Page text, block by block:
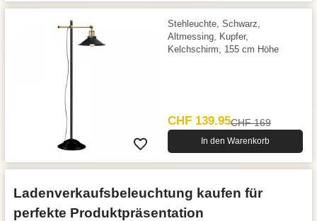
Stehleuchte, Schwarz,
Altmessing, Kupfer,
Kelchschirm, 155 cm Höhe
CHF 139.95CHF 169
In den Warenkorb
Ladenverkaufsbeleuchtung kaufen für
perfekte Produktpräsentation